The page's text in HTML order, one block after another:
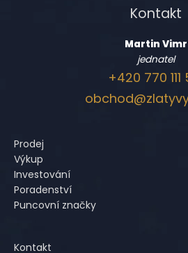
Kontakt
Martin Vimr
jednatel
+420 770 111
Prodej
Výkup
Investování
Poradenství
Puncovní značky
Kontakt